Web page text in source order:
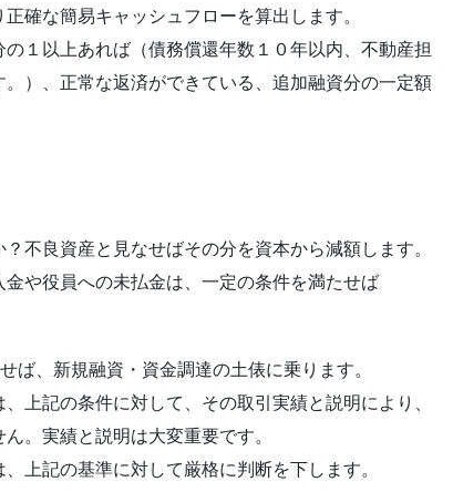
確な簡易キャッシュフローを算出します。
１以上あれば（債務償還年数１０年以内、不動産担
）、正常な返済ができている、追加融資分の一定額
不良資産と見なせばその分を資本から減額します。
や役員への未払金は、一定の条件を満たせば
ば、新規融資・資金調達の土俵に乗ります。
上記の条件に対して、その取引実績と説明により、
。実績と説明は大変重要です。
上記の基準に対して厳格に判断を下します。